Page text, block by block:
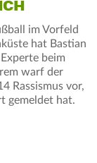
im Vorfeld
hat Bastian
beim
warf der
Rassismus vor,
gemeldet hat.